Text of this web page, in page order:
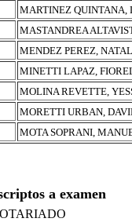
MARTINEZ QUINTANA,
MASTANDREA
MENDEZ PEREZ,
MINETTI LAPAZ,
MOLINA REVETTE,
MORETTI URBAN,
MOTA SOPRANI,
a examen